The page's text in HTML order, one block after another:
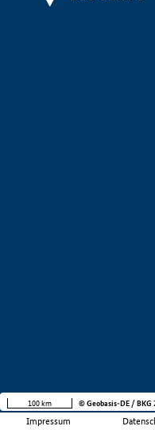
Impressum
100 km © Geobasis-DE / BKG